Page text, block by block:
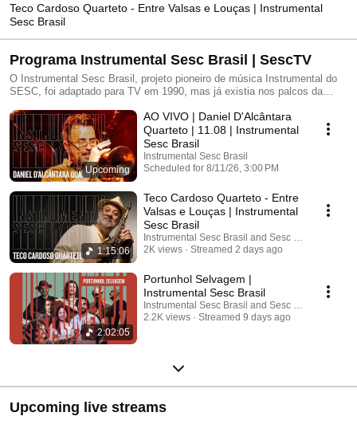
Teco Cardoso Quarteto - Entre Valsas e Louças | Instrumental
Sesc Brasil
Programa Instrumental Sesc Brasil | SescTV
O Instrumental Sesc Brasil, projeto pioneiro de música Instrumental do
SESC, foi adaptado para TV em 1990, mas já existia nos palcos da
os shows acontecem semanalmente no Teatro Anchieta, na unidade
SESC Consolação. O projeto é um espaço de encontro entre músicos
novos e consagrados de diversas vertentes que contabiliza mais de 700
shows assistidos presencialmente por mais de 200 mil pessoas. Já se
apresentaram no Instrumental Sesc Brasil, músicos como Altamiro
Carrilho, Baden Powell, Ed Motta, Eumir Deodato, Francis Hime, Jaques
Morelenbaum, João Donato, Marcos Valle, Moacir Santos, Naná
Vasconcelos, Nelson Ayres, Pepeu Gomes, Raul de Souza, Roberto
Menescal, Toninho Horta, Hermeto Pascoal, Paulo Moura, Wagner Tiso,
Yamandu Costa, entre outros.
Upcoming
AO VIVO | Daniel D'Alcântara
Quarteto | 11.08 | Instrumental
Sesc Brasil
Instrumental Sesc Brasil
Scheduled for 8/11/26, 3:00 PM
1:15:06
Teco Cardoso Quarteto - Entre
Valsas e Louças | Instrumental
Sesc Brasil
Instrumental Sesc Brasil and Sesc São Paulo
2K views
Streamed 2 days ago
2:02:05
Portunhol Selvagem |
Instrumental Sesc Brasil
Instrumental Sesc Brasil and Sesc São Paulo
2.2K views
Streamed 9 days ago
Upcoming live streams